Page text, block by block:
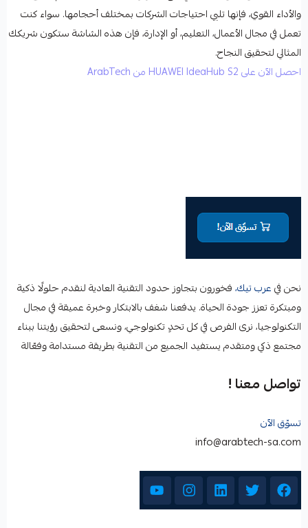
والأداء القوي، فإنها تلبي احتياجات الشركات بمختلف أحجامها. سواء كنت
تعمل في مجال الأعمال، التعليم، أو الإدارة، فإن هذه الشاشة ستكون شريكك
المثالي لتحقيق النجاح.
احصل الآن على HUAWEI IdeaHub S2 من ArabTech
نحن فيعرب تيك،فخورون بتجاوز حدود التقنية العادية لنقدم حلولًا ذكية
ومبتكرة تعزز جودة الحياة. يدفعنا شغف بالابتكار وخبرة عميقة في مجال
التكنولوجيا، نرى الفرص في كل تحدٍ تكنولوجي، ونسعى لتحقيق رؤيتنا ببناء
مجتمع ذكي ومتقدم يستفيد الجميع من التقنية بطريقة مستدامة وفعّالة
تواصل معنا !
تسوّق الآن
info@arabtech-sa.com